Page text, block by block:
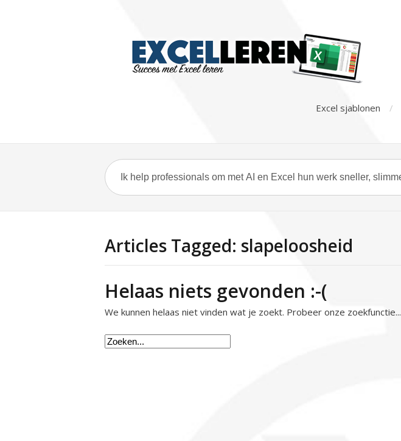
Excel sjablonen
Articles Tagged: slapeloosheid
Helaas niets gevonden :-(
We kunnen helaas niet vinden wat je zoekt. Probeer onze zoekfunctie...